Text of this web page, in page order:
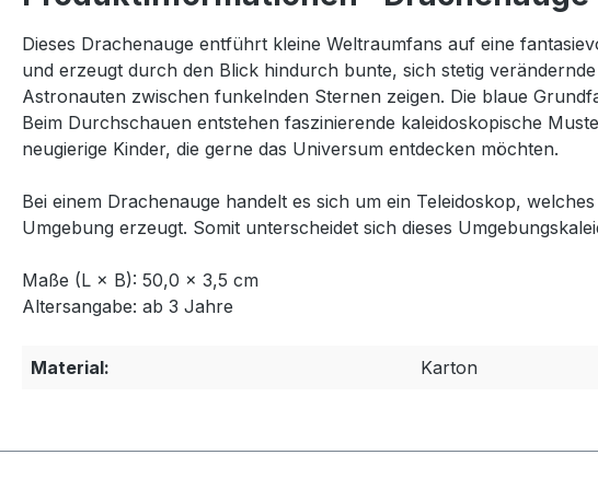
Dieses Drachenauge entführt kleine Weltraumfans auf eine
und erzeugt durch den Blick hindurch bunte, sich stetig
Astronauten zwischen funkelnden Sternen zeigen. Die blaue
Beim Durchschauen entstehen faszinierende kaleidoskopische
neugierige Kinder, die gerne das Universum entdecken möchten.
Bei einem Drachenauge handelt es sich um ein Teleidoskop,
Umgebung erzeugt. Somit unterscheidet sich dieses
Maße (L × B): 50,0 × 3,5 cm
Altersangabe: ab 3 Jahre
Material: Karton